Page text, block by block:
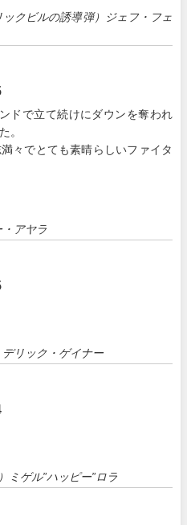
クビルの誘導弾）ジェフ・フェ
ドで立て続けにダウンを奪われ
。
々でとても素晴らしいファイタ
アヤラ
リック・ゲイナー
ミゲル”ハッピー”ロラ